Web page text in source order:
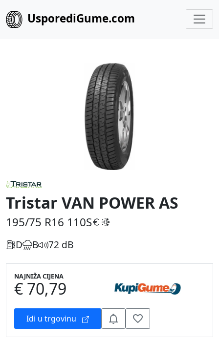
UsporediGume.com
Tristar VAN POWER AS
195/75 R16 110S
D B 72 dB
NAJNIŽA CIJENA
€ 70,79
Idi u trgovinu